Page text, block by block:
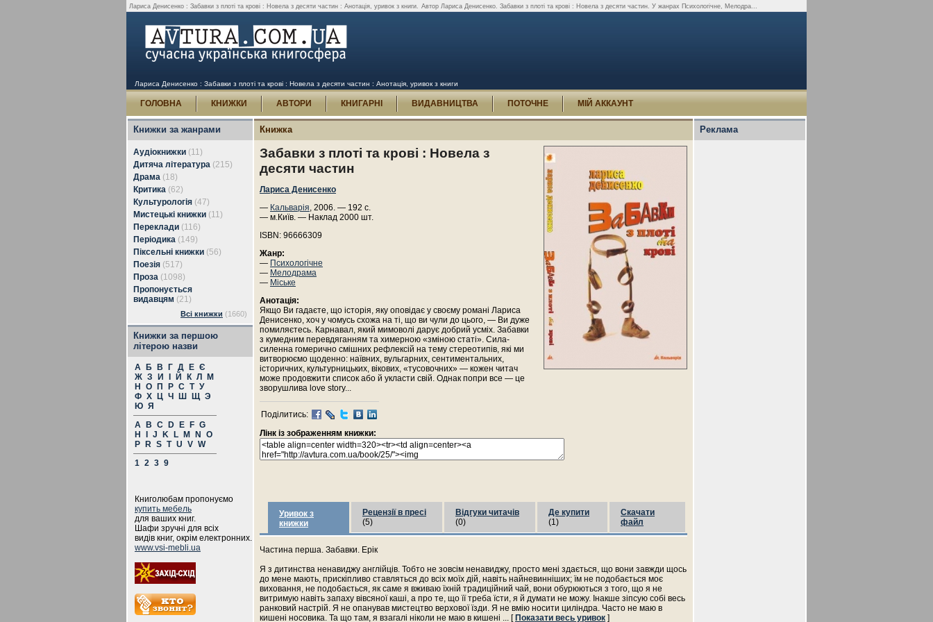
Лариса Денисенко : Забавки з плоті та крові : Новела з десяти частин : Анотація, уривок з книги. Автор Лариса Денисенко. Забавки з плоті та крові : Новела з десяти частин. У жанрах Психологічне, Мелодра...
Лариса Денисенко : Забавки з плоті та крові : Новела з десяти частин : Анотація, уривок з книги
ГОЛОВНА КНИЖКИ АВТОРИ КНИГАРНІ ВИДАВНИЦТВА ПОТОЧНЕ МІЙ АККАУНТ
Книжки за жанрами
Аудіокнижки (11)
Дитяча література (215)
Драма (18)
Критика (62)
Культурологія (47)
Мистецькі книжки (11)
Переклади (116)
Періодика (149)
Піксельні книжки (56)
Поезія (517)
Проза (1098)
Пропонується
видавцям (21)
Всі книжки (1660)
Книжки за першою
літерою назви
А Б В Г Д Е Є
Ж З И Й К Л
М
Н
О П Р С Т У
Ф Х Ц Ч Ш Щ Э
Ю Я
A
B C D E F G
H
J K L M N
O
P
R S T U V W
1 2 3 9
Книголюбам пропонуємо
купить мебель
для ваших книг.
Шафи зручні для всіх
видів книг, окрім електронних.
www.vsi-mebli.ua
Книжка
Забавки з плоті та крові : Новела з
десяти частин
Лариса Денисенко
— Кальварія, 2006. — 192 с.
— м.Київ. — Наклад 2000 шт.
ISBN: 96666309
Жанр:
— Психологічне
— Мелодрама
— Міське
Анотація:
Якщо Ви гадаєте, що історія, яку оповідає у своєму романі Лариса
Денисенко, хоч у чомусь схожа на ті, що ви чули до цього, — Ви дуже
помиляєтесь. Карнавал, який мимоволі дарує добрий усміх. Забавки
з кумедним перевдяганням та химерною «зміною статі». Сила-
силенна гомерично смішних рефлексій на тему стереотипів, які ми
витворюємо щоденно: наївних, вульгарних, сентиментальних,
історичних, культурницьких, вікових, «тусовочних» — кожен читач
може продовжити список або й укласти свій. Однак попри все — це
зворушлива love story...
Поділитись:
Лінк із зображенням книжки:
Уривок з
книжки
Рецензії в пресі
(5)
Відгуки читачів
(0)
Де купити
(1)
Скачати
файл
Частина перша. Забавки. Ерік
Я з дитинства ненавиджу англійців. Тобто не зовсім ненавиджу, просто мені здається, що вони завжди щось
до мене мають, прискіпливо ставляться до всіх моїх дій, навіть найневинніших; їм не подобається моє
виховання, не подобається, як саме я вживаю їхній традиційний чай, вони обурюються з того, що я не
витримую навіть запаху вівсяної каші, а про те, що її треба їсти, я й думати не можу. Інакше зіпсую собі весь
ранковий настрій. Я не опанував мистецтво верхової їзди. Я не вмію носити циліндра. Часто не маю в
кишені носовика. Та що там, я взагалі ніколи не маю в кишені ... [ Показати весь уривок ]
Реклама